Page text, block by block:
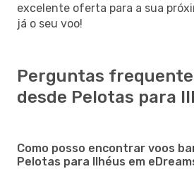
excelente oferta para a sua
já o seu voo!
Perguntas
desde Pelotas para
Como posso encontrar voos
Pelotas para Ilhéus em